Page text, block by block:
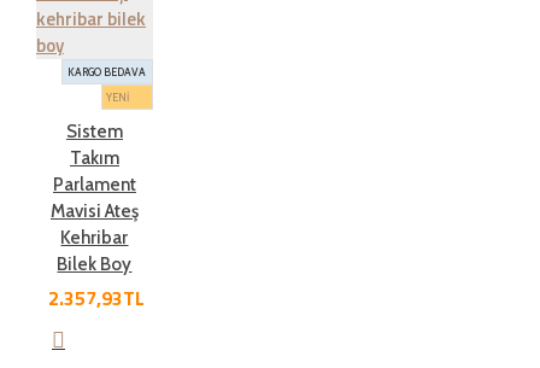
KARGO BEDAVA
YENİ
Sistem
Takım
Parlament
Mavisi Ateş
Kehribar
Bilek Boy
2.357,93TL